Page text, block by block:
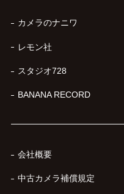
カメラのナニワ
レモン社
スタジオ728
BANANA RECORD
会社概要
中古カメラ補償規定